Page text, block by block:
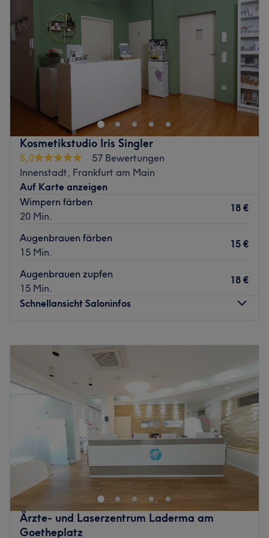
unmittelbarer Nähe unseres Salons, so dass Sie den
Aufenthalt im Montagsfrei - mitten in der Frankfurter
Innenstadt - stressfrei erleben können.
Zurück zur Salonansicht
Freitag
10:00
Samstag
10:00
19:30
Sonntag
Geschlossen
Nächste öffentliche Verkehrsmittel:
Fußläufig erreichst du die S-Bahn-Station Frankfurt
Hauptwache in nur zwei Minuten.
Das Team:
Was uns an dem Salon gefällt:
Atmosphäre: Herzlich, einladend, zum Wohlfühlen.
Expertise: Gesichtsbehandlungen, Mani- und Pediküre,
Augenbrauen- und Wimpernbehandlungen, Styling.
Extras: Kostenfreie Getränke und WLAN, keine Haustiere
erlaubt.
Zurück zur Salonansicht
Kosmetikstudio Iris Singler
5,0
57 Bewertungen
Innenstadt, Frankfurt am Main
Auf Karte anzeigen
Wimpern färben
20 Min.
18 €
Augenbrauen färben
15 Min.
15 €
Augenbrauen zupfen
15 Min.
18 €
Schnellansicht Saloninfos
Dienstag
Mittwoch
Donnerstag
10:00
19:00
Freitag
10:00
19:00
09:00– 14:00
Geschlossen
In meinem Kosmetikstudio, im "Herzen von Frankfurt am
Main" kannst du dem Alltagsstress entkommen und dich
dabei rundum verschönern lassen. Meine über 20jährige
Expertise lasse ich selbstverständlich in all meine
Angebote rund um Schönheit und Wohlbefinden
einfließen.
Ärzte- und Laserzentrum Laderma am
Goetheplatz